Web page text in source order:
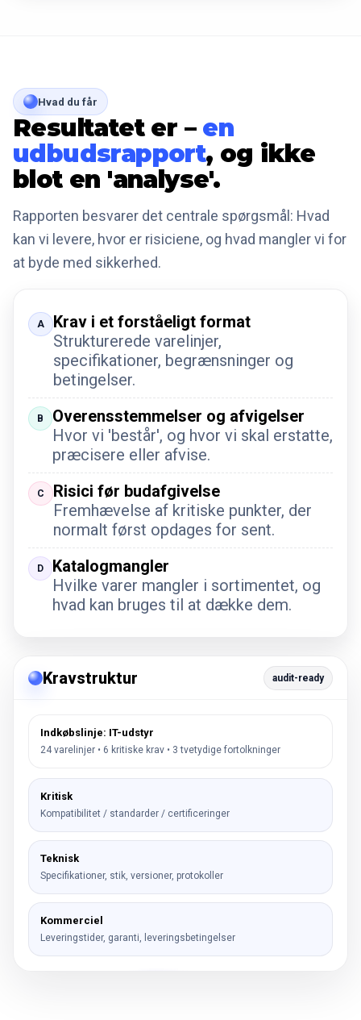
Hvad du får
Resultatet er – en
udbudsrapport, og ikke
blot en 'analyse'.
Rapporten besvarer det centrale spørgsmål: Hvad
kan vi levere, hvor er risiciene, og hvad mangler vi for
at byde med sikkerhed.
A
Krav i et forståeligt format
Strukturerede varelinjer,
specifikationer, begrænsninger og
betingelser.
B
Overensstemmelser og afvigelser
Hvor vi 'består', og hvor vi skal erstatte,
præcisere eller afvise.
C
Risici før budafgivelse
Fremhævelse af kritiske punkter, der
normalt først opdages for sent.
D
Katalogmangler
Hvilke varer mangler i sortimentet, og
hvad kan bruges til at dække dem.
Kravstruktur audit-ready
Indkøbslinje: IT-udstyr
24 varelinjer • 6 kritiske krav • 3 tvetydige fortolkninger
Kritisk
Kompatibilitet / standarder / certificeringer
Teknisk
Specifikationer, stik, versioner, protokoller
Kommerciel
Leveringstider, garanti, leveringsbetingelser